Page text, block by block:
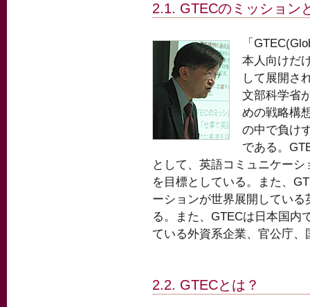
2.1. GTECのミッション
「
本人向けだ
して展開さ
文部科学省
めの戦略構
の中で負け
である。
として、英語コミュニケー
を目標としている。また、
ーションが世界展開してい
る。また、GTECは日本国内
ている外資系企業、官公庁、
2.2. GTECとは？